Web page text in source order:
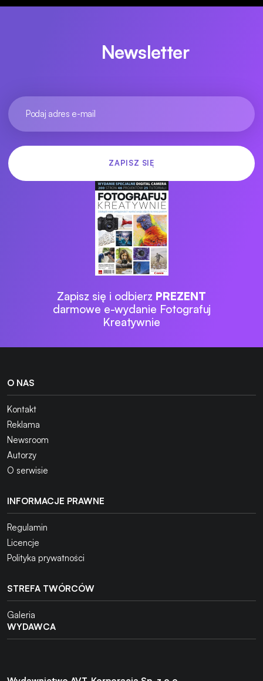
Newsletter
Zapisz się i odbierz PREZENT
darmowe e-wydanie Fotografuj
Kreatywnie
O NAS
Kontakt
Reklama
Newsroom
Autorzy
O serwisie
INFORMACJE PRAWNE
Regulamin
Licencje
Polityka prywatności
STREFA TWÓRCÓW
Galeria
WYDAWCA